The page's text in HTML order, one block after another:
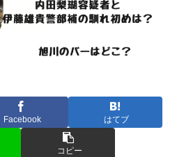
Facebook はてブ
コピー